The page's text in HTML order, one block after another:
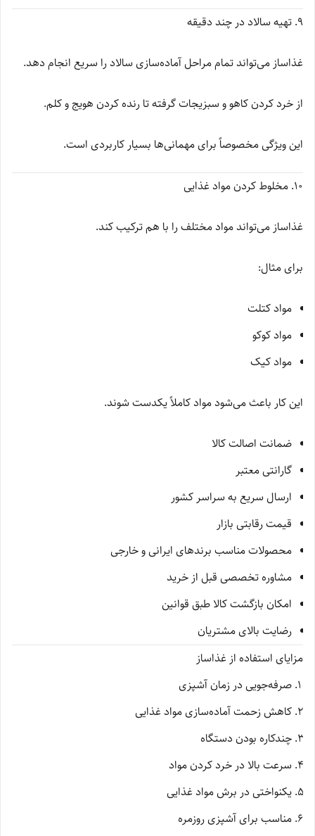
۹. تهیه سالاد در چند دقیقه
غذاساز می‌تواند تمام مراحل آماده‌سازی سالاد را سریع انجام دهد.
از خرد کردن کاهو و سبزیجات گرفته تا رنده کردن هویج و کلم.
این ویژگی مخصوصاً برای مهمانی‌ها بسیار کاربردی است.
۱۰. مخلوط کردن مواد غذایی
غذاساز می‌تواند مواد مختلف را با هم ترکیب کند.
برای مثال:
مواد کتلت
مواد کوکو
مواد کیک
این کار باعث می‌شود مواد کاملاً یکدست شوند.
ضمانت اصالت کالا
گارانتی معتبر
ارسال سریع به سراسر کشور
قیمت رقابتی بازار
محصولات مناسب برندهای ایرانی و خارجی
مشاوره تخصصی قبل از خرید
امکان بازگشت کالا طبق قوانین
رضایت بالای مشتریان
مزایای استفاده از غذاساز
صرفه‌جویی در زمان آشپزی
کاهش زحمت آماده‌سازی مواد غذایی
چندکاره بودن دستگاه
سرعت بالا در خرد کردن مواد
یکنواختی در برش مواد غذایی
مناسب برای آشپزی روزمره